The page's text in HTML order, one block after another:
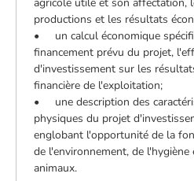
productions et les résultats
• un calcul économique
financement prévu du projet,
d'investissement sur les
financière de l'exploitation;
• une description des
physiques du projet
englobant l'opportunité de la
de l'environnement, de
animaux.